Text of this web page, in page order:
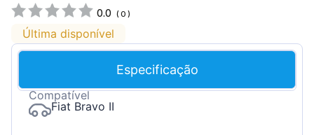
0.0 (0 )
Última disponível
Especificação
Compatível
Fiat Bravo II